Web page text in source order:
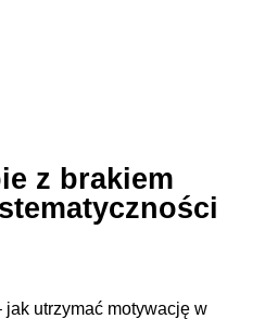
z brakiem